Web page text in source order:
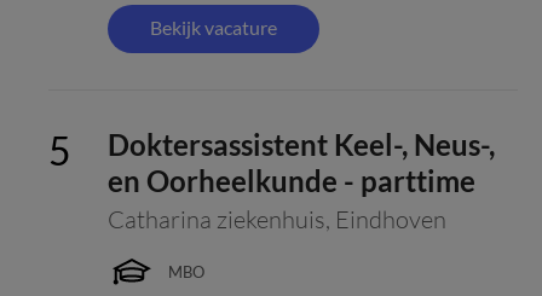
Bekijk vacature
Doktersassistent Keel-, Neus-,
en Oorheelkunde - parttime
Catharina ziekenhuis, Eindhoven
MBO